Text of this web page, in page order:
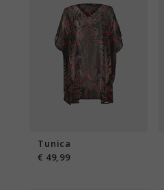
Tunica
€ 49,99